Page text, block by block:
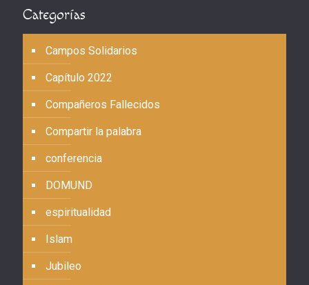
Categorías
Campos Solidarios
Capítulo 2022
Compañeros Fallecidos
Compartir la palabra
conferencia
DOMUND
espiritualidad
Islam
Jubileo